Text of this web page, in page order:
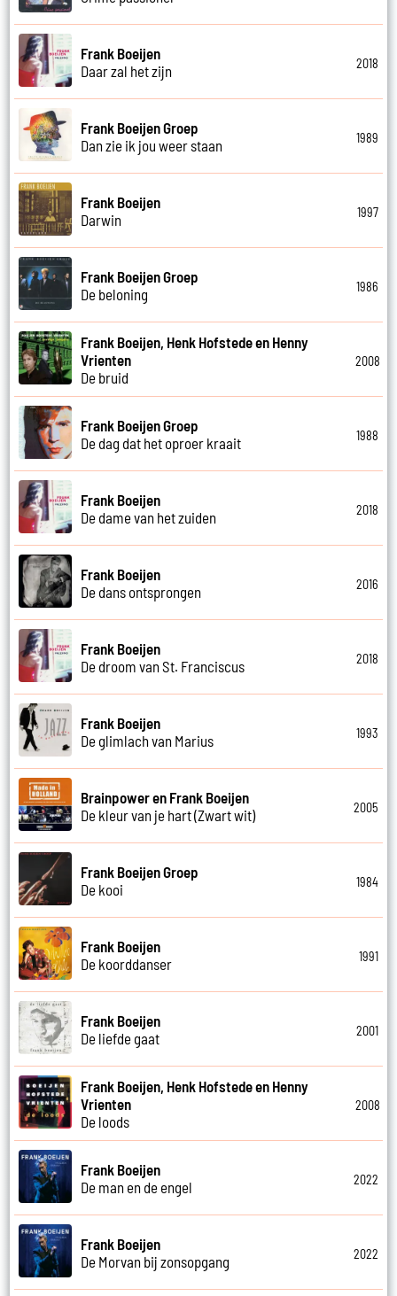
Frank Boeijen
Daar zal het zijn
2018
Frank Boeijen Groep
Dan zie ik jou weer staan
1989
Frank Boeijen
Darwin
1997
Frank Boeijen Groep
De beloning
1986
Frank Boeijen, Henk Hofstede en Henny
Vrienten
De bruid
2008
Frank Boeijen Groep
De dag dat het oproer kraait
1988
Frank Boeijen
De dame van het zuiden
2018
Frank Boeijen
De dans ontsprongen
2016
Frank Boeijen
De droom van St. Franciscus
2018
Frank Boeijen
De glimlach van Marius
1993
Brainpower en Frank Boeijen
De kleur van je hart (Zwart wit)
2005
Frank Boeijen Groep
De kooi
1984
Frank Boeijen
De koorddanser
1991
Frank Boeijen
De liefde gaat
2001
Frank Boeijen, Henk Hofstede en Henny
Vrienten
De loods
2008
Frank Boeijen
De man en de engel
2022
Frank Boeijen
De Morvan bij zonsopgang
2022